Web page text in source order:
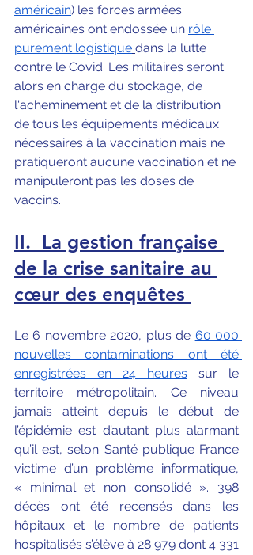
américain) les forces armées
américaines ont endossée un rôle
purement logistique dans la lutte
contre le Covid. Les militaires seront
alors en charge du stockage, de
l'acheminement et de la distribution
de tous les équipements médicaux
nécessaires à la vaccination mais ne
pratiqueront aucune vaccination et ne
manipuleront pas les doses de
vaccins.
II. La gestion française
de la crise sanitaire au
cœur des enquêtes
Le 6 novembre 2020, plus de 60 000
nouvelles contaminations ont été
enregistrées en 24 heures sur le
territoire métropolitain. Ce niveau
jamais atteint depuis le début de
l’épidémie est d’autant plus alarmant
qu’il est, selon Santé publique France
victime d’un problème informatique,
« minimal et non consolidé ». 398
décès ont été recensés dans les
hôpitaux et le nombre de patients
hospitalisés s’élève à 28 979 dont 4 331